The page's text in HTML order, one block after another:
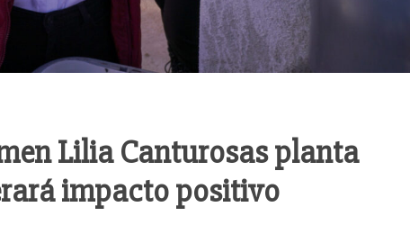
Lilia Canturosas planta
impacto positivo